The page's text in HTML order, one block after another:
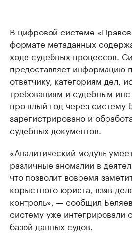
В цифровой системе
формате метаданных
ходе судебных процессов.
предоставляет информацию
ответчику, категориям дел,
требованиям и судебным
прошлый год через систему
зарегистрировано и
судебных документов.
«Аналитический модуль
различные аномалии в
что позволит вовремя
корыстного юриста, взяв
контроль», — сообщил
систему уже интегрировали
базой данных судов.